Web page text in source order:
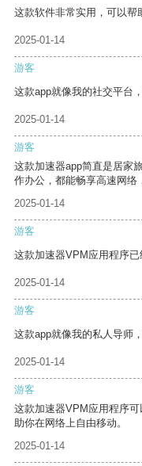
这款软件非常实用，可以帮
2025-01-14
游客
这款app就像我的社交平台
2025-01-14
游客
这款加速器app简直是居家
作办公，都能畅享高速网络
2025-01-14
游客
这款加速器VPM应用程序已
2025-01-14
游客
这款app就像我的私人导师
2025-01-14
游客
这款加速器VPM应用程序
助你在网络上自由移动。
2025-01-14